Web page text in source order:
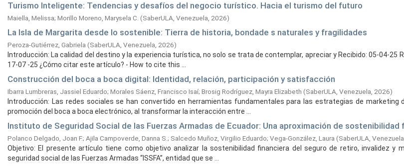
Turismo Inteligente: Tendencias y desafíos del negocio turístico. Hacia el turismo del futuro
Maiella, Melissa; Morillo Moreno, Marysela C. (SaberULA, Venezuela, 2026)
La Isla de Margarita desde lo sostenible: Tierra de historia, bondade s naturales y fragilidades
Peroza-Gutiérrez, Gabriela (SaberULA, Venezuela, 2026)
Introducción: La calidad del destino y la experiencia turística, no solo se trata de contemplar, apreciar y Recibido: 05-04-25
17-07 -25 ¿Cómo citar este artículo? - How to cite this ...
Construcción del boca a boca digital: Identidad, relación, participación y satisfacción
Ibarra Lumbreras, Jassiel Eduardo; Morales Sáenz, Francisco Isaí; Brosig Rodríguez, Mayra Elizabeth (SaberULA, Venezuela, 2026)
Introducción: Las redes sociales se han convertido en herramientas fundamentales para las estrategias de marketing
promoción del boca a boca electrónico, al transformar la interacción entre ...
Instituto de Seguridad Social de las Fuerzas Armadas de Ecuador: Una aproximación de sostenibilidad
Polanco Delgado, Joan F.; Ajila Campoverde, Danna S. ; Salcedo Muñoz, Virgilio Eduardo; Vega-González, Laura (SaberULA, Venezuela,
Objetivo: El presente artículo tiene como objetivo analizar la sostenibilidad financiera del seguro de retiro, invalidez y
seguridad social de las Fuerzas Armadas “ISSFA”, entidad que se ...